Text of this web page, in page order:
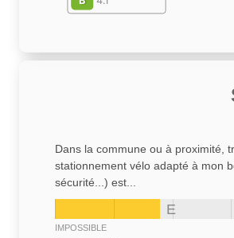
Dans la commune ou à proximité,
stationnement vélo adapté à mon
sécurité...) est...
E
IMPOSSIBLE